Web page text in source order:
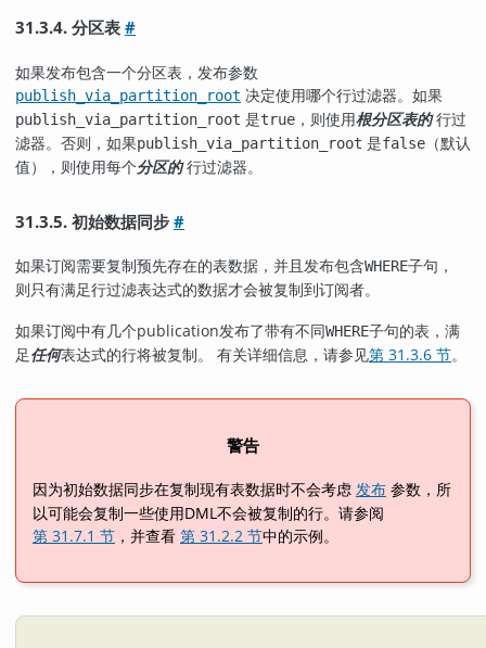
31.3.4. 分区表#
如果发布包含一个分区表，发布参数
publish_via_partition_root 决定使用哪个行过滤器。如果
publish_via_partition_root 是true ，则使用根分区表的行过
滤器。否则，如果publish_via_partition_root 是false （默认
值），则使用每个分区的行过滤器。
31.3.5. 初始数据同步#
如果订阅需要复制预先存在的表数据，并且发布包含WHERE子句，
则只有满足行过滤表达式的数据才会被复制到订阅者。
如果订阅中有几个publication发布了带有不同WHERE子句的表，满
足任何表达式的行将被复制。 有关详细信息，请参见第 31.3.6 节。
警告
因为初始数据同步在复制现有表数据时不会考虑 发布参数，所
以可能会复制一些使用DML不会被复制的行。请参阅
第 31.7.1 节，并查看 第 31.2.2 节中的示例。